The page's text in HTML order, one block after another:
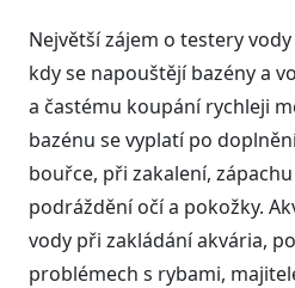
Největší zájem o testery
kdy se napouštějí bazény a
a častému koupání rychleji
bazénu se vyplatí po
bouřce, při zakalení,
podráždění očí a pokožky.
vody při zakládání akvária,
problémech s rybami,